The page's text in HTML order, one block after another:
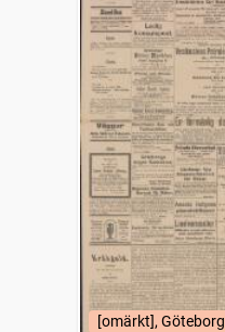
[omärkt], Göteborg